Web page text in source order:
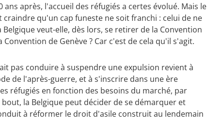
après, l'accueil des réfugiés a certes évolué. Mais le
qu'un cap funeste ne soit franchi : celui de ne
veut-elle, dès lors, se retirer de la Convention
de Genève ? Car c'est de cela qu'il s'agit.
pas conduire à suspendre une expulsion revient à
de l'après-guerre, et à s'inscrire dans une ère
réfugiés en fonction des besoins du marché, par
la Belgique peut décider de se démarquer et
à réformer le droit d'asile construit au lendemain